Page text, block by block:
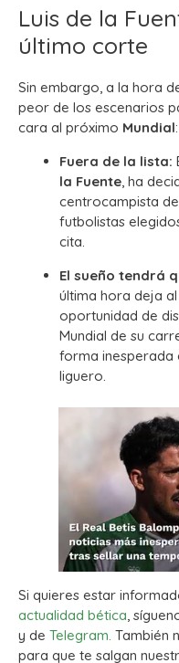
Luis de la
último corte
Sin embargo, a la hora
peor de los escenarios
cara al próximo Mundial:
Fuera de la lista:
la Fuente, ha
centrocampista
futbolistas
cita.
El sueño tendrá
última hora deja
oportunidad de
Mundial de su
forma inesperada
liguero.
Si quieres estar
actualidad bética,
y de Telegram. También
para que te salgan